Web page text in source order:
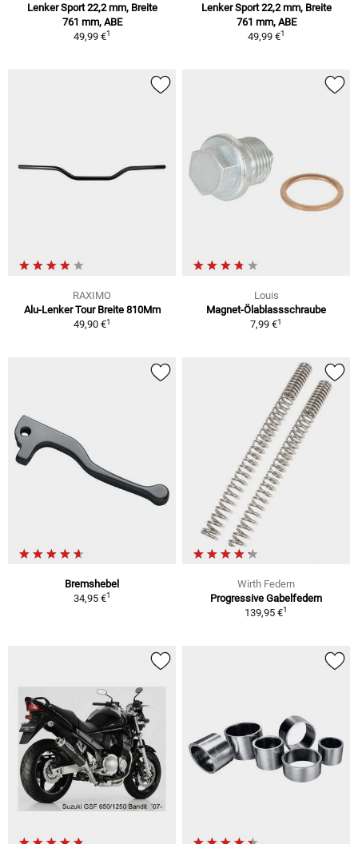
Lenker Sport 22,2 mm, Breite
761 mm, ABE
49,99 €1
Lenker Sport 22,2 mm, Breite
761 mm, ABE
49,99 €1
RAXIMO
Alu-Lenker Tour Breite 810Mm
49,90 €1
Louis
Magnet-Ölablassschraube
7,99 €1
Bremshebel
34,95 €1
Wirth Federn
Progressive Gabelfedern
139,95 €1